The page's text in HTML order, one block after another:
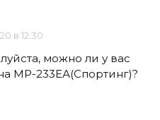
в 12:30
можно ли у вас
МР-233ЕА(Спортинг)?